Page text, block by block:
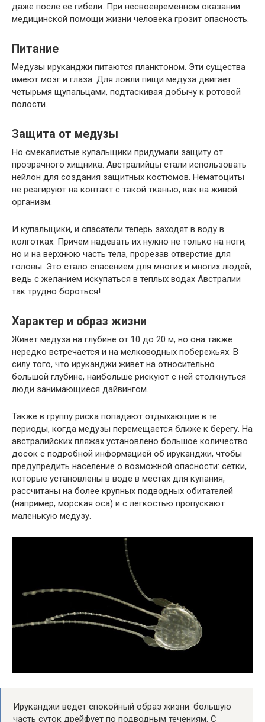
даже после ее гибели. При несвоевременном оказании
медицинской помощи жизни человека грозит опасность.
Питание
Медузы ируканджи питаются планктоном. Эти существа
имеют мозг и глаза. Для ловли пищи медуза двигает
четырьмя щупальцами, подтаскивая добычу к ротовой
полости.
Защита от медузы
Но смекалистые купальщики придумали защиту от
прозрачного хищника. Австралийцы стали использовать
нейлон для создания защитных костюмов. Нематоциты
не реагируют на контакт с такой тканью, как на живой
организм.
И купальщики, и спасатели теперь заходят в воду в
колготках. Причем надевать их нужно не только на ноги,
но и на верхнюю часть тела, прорезав отверстие для
головы. Это стало спасением для многих и многих людей,
ведь с желанием искупаться в теплых водах Австралии
так трудно бороться!
Характер и образ жизни
Живет медуза на глубине от 10 до 20 м, но она также
нередко встречается и на мелководных побережьях. В
силу того, что ируканджи живет на относительно
большой глубине, наибольше рискуют с ней столкнуться
люди занимающиеся дайвингом.
Также в группу риска попадают отдыхающие в те
периоды, когда медузы перемещается ближе к берегу. На
австралийских пляжах установлено большое количество
досок с подробной информацией об ируканджи, чтобы
предупредить население о возможной опасности: сетки,
которые установлены в воде в местах для купания,
рассчитаны на более крупных подводных обитателей
(например, морская оса) и с легкостью пропускают
маленькую медузу.
Ируканджи ведет спокойный образ жизни: большую
часть суток дрейфует по подводным течениям. С